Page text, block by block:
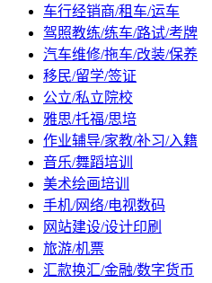
车行经销商/租车/运车
驾照教练/练车/路试/考牌
汽车维修/拖车/改装/保养
移民/留学/签证
公立/私立院校
雅思/托福/思培
作业辅导/家教/补习/入籍
音乐/舞蹈培训
美术绘画培训
手机/网络/电视数码
网站建设/设计印刷
旅游/机票
汇款换汇/金融/数字货币